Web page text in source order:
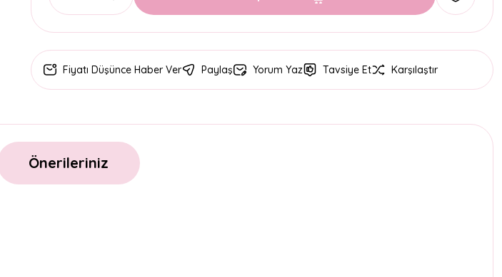
Fiyatı Düşünce Haber Ver Paylaş Yorum Yaz Tavsiye Et Karşılaştır
Önerileriniz